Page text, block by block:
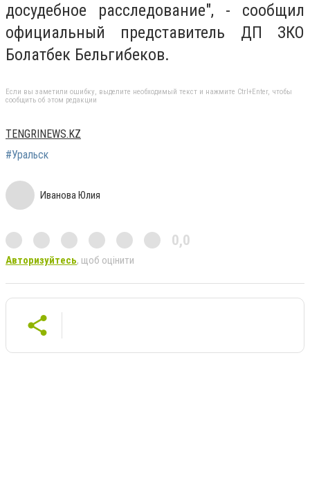
досудебное расследование", - сообщил
официальный представитель ДП ЗКО
Болатбек Бельгибеков.
Если вы заметили ошибку, выделите необходимый текст и нажмите Ctrl+Enter, чтобы
сообщить об этом редакции
TENGRINEWS.KZ
#Уральск
Иванова Юлия
0,0
Авторизуйтесь, щоб оцінити